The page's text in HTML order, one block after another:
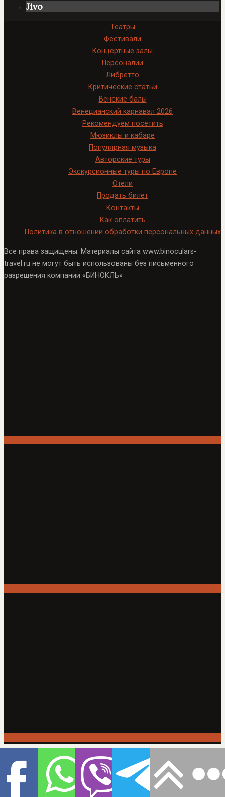
Jivo
Театры
Фестивали
Концертные залы
Персоналии
Либретто
Критические статьи
Венские балы
Венецианский карнавал 2026
Рекомендуем посетить
Мюзиклы и кабаре
Популярная музыка
Авторские туры
Экскурсионные туры по Европе
Отели
Продать билет
Контакты
Как оплатить
Политика в отношении обработки персональных данных
Все права защищены. Материалы сайта www.binoculars-
travel.ru не могут быть использованы без письменного
разрешения компании «БИНОКЛЬ»